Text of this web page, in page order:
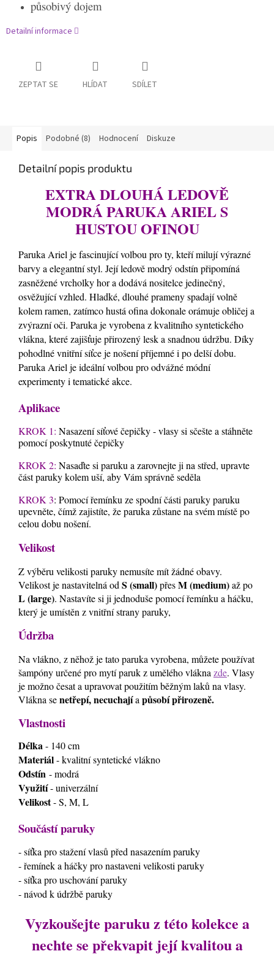
působivý dojem
Detailní informace
ZEPTAT SE HLÍDAT SDÍLET
Popis Podobné (8) Hodnocení Diskuze
Detailní popis produktu
EXTRA DLOUHÁ LEDOVĚ
MODRÁ PARUKA ARIEL S
HUSTOU OFINOU
Paruka Ariel je fascinující volbou pro ty, kteří milují výrazné
barvy a elegantní styl. Její ledově modrý odstín připomíná
zasněžené vrcholky hor a dodává nositelce jedinečný,
osvěžující vzhled. Hladké, dlouhé prameny spadají volně
kolem ramen, zatímco hustá ofina dokonale orámuje obličej a
zvýrazní oči. Paruka je vyrobena z kvalitního syntetického
vlákna, které zajišťuje přirozený lesk a snadnou údržbu. Díky
pohodlné vnitřní síťce je nošení příjemné i po delší dobu.
Paruka Ariel je ideální volbou pro odvážné módní
experimenty i tematické akce.
Aplikace
KROK 1: Nasazení síťové čepičky - vlasy si sčešte a stáhněte
pomocí poskytnuté čepičky
KROK 2: Nasaďte si paruku a zarovnejte ji na střed, upravte
část paruky kolem uší, aby Vám správně seděla
KROK 3: Pomocí řemínku ze spodní části paruky paruku
upevněte, čímž zajistíte, že paruka zůstane na svém místě po
celou dobu nošení.
Velikost
Z výběru velikosti paruky nemusíte mít žádné obavy.
Velikost je nastavitelná od S (small)přesM (medium)až po
L (large). Nastavíte si ji jednoduše pomocí řemínku a háčku,
který je umístěn z vnitřní strany paruky,
Údržba
Na vlákno, z něhož je tato paruka vyrobena, můžete používat
šampóny určené pro mytí paruk z umělého vláknazde. Vlasy
je možno česat a upravovat použitím běžným laků na vlasy.
Vlákna senetřepí, necuchajíapůsobí přirozeně.
Vlastnosti
Délka- 140 cm
Materiál- kvalitní syntetické vlákno
Odstín - modrá
Využití- univerzální
Velikost- S, M, L
Součástí paruky
- síťka pro stažení vlasů před nasazením paruky
- řemínek a háčky pro nastaveni velikosti paruky
- síťka pro uschování paruky
- návod k údržbě paruky
Vyzkoušejte paruku z této kolekce a
nechte se překvapit její kvalitou a